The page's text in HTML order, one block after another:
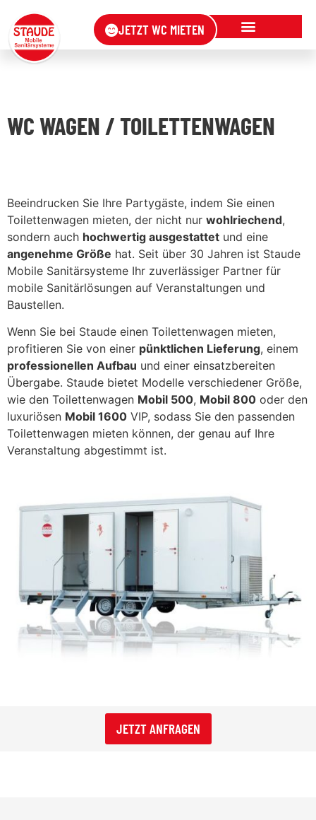
JETZT WC MIETEN
WC WAGEN / TOILETTENWAGEN
Beeindrucken Sie Ihre Partygäste, indem Sie einen
Toilettenwagen mieten, der nicht nur wohlriechend,
sondern auch hochwertig ausgestattet und eine
angenehme Größe hat. Seit über 30 Jahren ist Staude
Mobile Sanitärsysteme Ihr zuverlässiger Partner für
mobile Sanitärlösungen auf Veranstaltungen und
Baustellen.
Wenn Sie bei Staude einen Toilettenwagen mieten,
profitieren Sie von einer pünktlichen Lieferung, einem
professionellen Aufbau und einer einsatzbereiten
Übergabe. Staude bietet Modelle verschiedener Größe,
wie den Toilettenwagen Mobil 500, Mobil 800 oder den
luxuriösen Mobil 1600 VIP, sodass Sie den passenden
Toilettenwagen mieten können, der genau auf Ihre
Veranstaltung abgestimmt ist.
JETZT ANFRAGEN